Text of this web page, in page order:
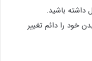
داشته باشید.
خود را دائم تغییر